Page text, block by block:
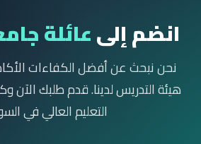
انضم إلىعائلة
نحن نبحث عن أفضل الكفاءات
هيئة التدريس لدينا. قدم طلبك
التعليم العالي في